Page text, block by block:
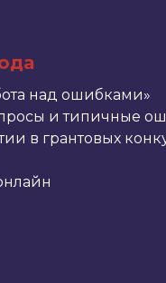
над ошибками»
и типичные
в грантовых